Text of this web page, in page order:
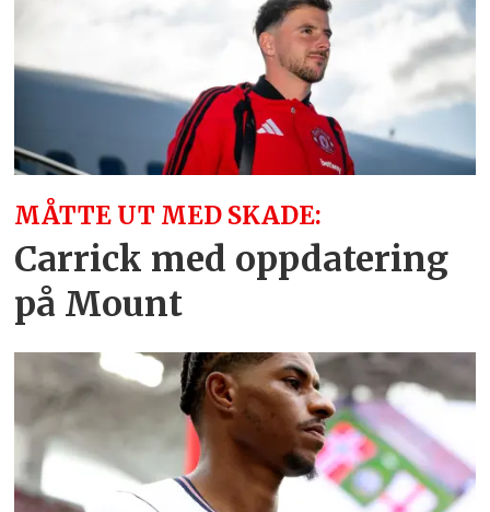
MÅTTE UT MED SKADE:
Carrick med oppdatering
på Mount